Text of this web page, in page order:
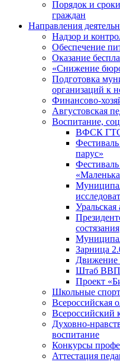
Порядок и
граждан
Направления
Надзор и
Обеспечение
Оказание
«Снижение
Подготовка
организаций к
Финансово-
Августовская
Воспитание,
ВФСК
парус»
Уральская
состязания
Зарница
Штаб
Проект
Школьные
Всероссийская
Всероссийский
Духовно-
воспитание
Конкурсы
Аттестация